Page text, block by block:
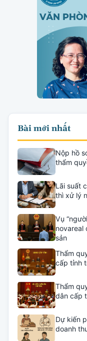
Bài mới nhất
Nộp hồ
thẩm
Lãi suất
thì xử lý
Vụ
novareal
sản
Thẩm
cấp tỉnh
Thẩm
dân cấp
Dự kiến
doanh